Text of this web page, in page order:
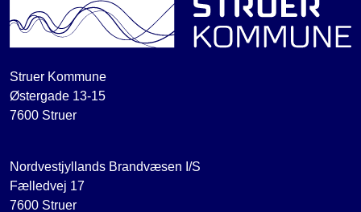
Struer Kommune
Østergade 13-15
7600 Struer
Nordvestjyllands Brandvæsen I/S
Fælledvej 17
7600 Struer